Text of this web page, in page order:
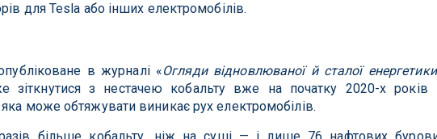
для Tesla або інших електромобілів.
в журналі «Огляди відновлюваної й сталої енергетики
зіткнутися з нестачею кобальту вже на початку 2020-х років
може обтяжувати виникає рух електромобілів.